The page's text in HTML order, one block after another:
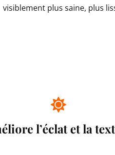
visiblement plus saine, plus
l’éclat et la